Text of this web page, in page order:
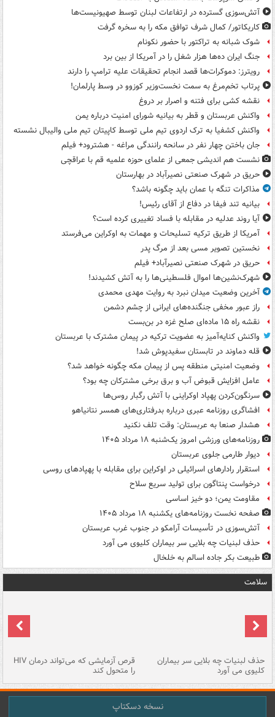
آتش‌سوزی گسترده در ارتفاعات لبنان توسط صهیونیست‌ها
کاریکاتور/ کمال شرف توافق مکه را به سخره گرفت
شوک شبانه به تراکتور با حضور نکونام
جنگ ایران ده‌ها هزار شغل را در آمریکا از بین برد
رویترز: دموکرات‌ها قصد انجام تحقیقات علیه ترامپ را دارند
پرتاب تخم‌مرغ به سمت نخست‌وزیر کوزوو در وسط پارلمان!
نقشه کشی برای فتنه و اصرار بر دروغ
واکنش عربستان و قطر به بیانیه شورای امنیت درباره یمن
واکنش کشفیا به ترک اردوی تیم ملی توسط کاپیتان تیم ملی والیبال نشسته
جان باختن چهار نفر در سانحه رانندگی مراغه - هشترود+ فیلم
نشست هم اندیشی جمعی از علمای حوزه علمیه قم با عراقچی
حریق در شهرک صنعتی نصیرآباد در بهارستان
مذاکرات تنگه با عمان باید چگونه باشد؟
بیانیه تند فیفا در دفاع از آقای رئیس!
آیا روند عدلیه در مقابله با فساد تغییری کرده است؟
آمریکا از طریق ترکیه تسلیحات و مهمات به اوکراین می‌فرستد
نخستین تصویر مسی بعد از مرگ پدر
حریق در شهرک صنعتی نصیرآباد+ فیلم
شهرک‌نشین‌ها اموال فلسطینی‌ها را به آتش کشیدند!
آخرین وضعیت میدان نبرد به روایت مهدی محمدی
راز عبور مخفی جنگنده‌های ایرانی از چشم دشمن
نقشه راه ۱۵ ماده‌ای صلح غزه در بن‌بست
واکنش کنایه‌آمیز به عضویت ترکیه در پیمان مشترک با عربستان
قله دماوند در تابستان سفیدپوش شد!
وضعیت امنیتی منطقه پس از پیمان مکه چگونه خواهد شد؟
عامل افزایش قبوض آب و برق برخی مشترکان چه بود؟
سرنگون‌کردن پهپاد اوکراینی با آتش رگبار روس‌ها
افشاگری روزنامه عبری درباره بدرفتاری‌های همسر نتانیاهو
هشدار صنعا به عربستان: وقت تلف نکنید
روزنامه‌های ورزشی امروز یک‌شنبه ۱۸ مرداد ۱۴۰۵
دیوار طارمی جلوی عربستان
استقرار رادارهای اسرائیلی در اوکراین برای مقابله با پهپادهای روسی
درخواست پنتاگون برای تولید سریع سلاح
مقاومت یمن؛ دو خیز اساسی
صفحه نخست روزنامه‌های یکشنبه ۱۸ مرداد ۱۴۰۵
آتش‌سوزی در تأسیسات آرامکو در جنوب غرب عربستان
حذف لبنیات چه بلایی سر بیماران کلیوی می آورد
طبیعت بکر جاده اسالم به خلخال
سلامت
حذف لبنیات چه بلایی سر بیماران
کلیوی می آورد
قرص آزمایشی که می‌تواند درمان HIV
را متحول کند
نسخه دسکتاپ